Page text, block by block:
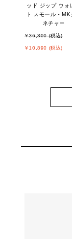
ッド ジップ ウォ
ト スモール - MK
ネチャー
￥36,300 (税込)
￥10,890 (税込)